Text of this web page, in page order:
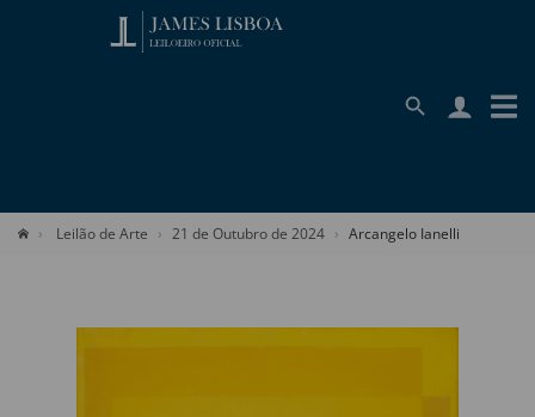
Leilão de Arte 21 de Outubro de 2024 Arcangelo Ianelli